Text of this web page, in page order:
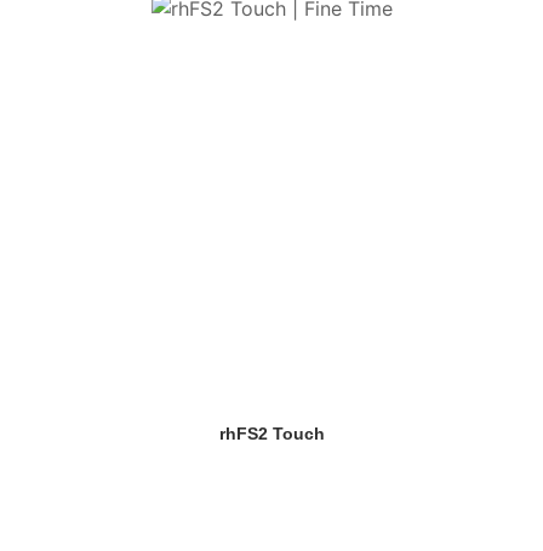
rhFS2 Touch